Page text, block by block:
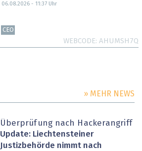
06.08.2026 - 11:37Uhr
CEO
WEBCODE AHUMSH7Q
» MEHR NEWS
Überprüfung nach Hackerangriff
Update: Liechtensteiner
Justizbehörde nimmt nach